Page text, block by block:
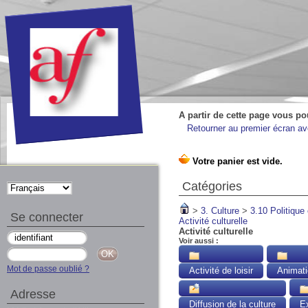
A partir de cette page vous
Retourner au premier écran
Catégories
> 3. Culture > 3.10
Activité culturelle
Activité culturelle
Voir aussi :
Activité de loisir
Diffusion de la culture
Se connecter
Mot de passe oublié ?
Adresse